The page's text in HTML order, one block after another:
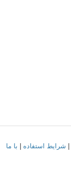
شرایط استفاده
با ما